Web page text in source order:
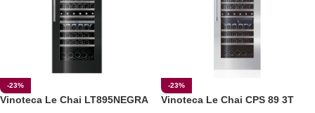
-23%
Vinoteca Le Chai LT895NEGRA
-23%
Vinoteca Le Chai CPS 89 3T